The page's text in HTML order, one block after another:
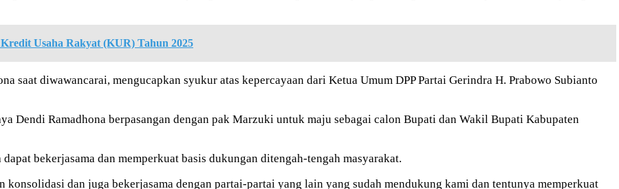
Usaha Rakyat (KUR) Tahun 2025
saat diwawancarai, mengucapkan syukur atas kepercayaan dari Ketua Umum DPP Partai Gerindra H. Prabowo Subianto
Dendi Ramadhona berpasangan dengan pak Marzuki untuk maju sebagai calon Bupati dan Wakil Bupati Kabupaten
bekerjasama dan memperkuat basis dukungan ditengah-tengah masyarakat.
dan juga bekerjasama dengan partai-partai yang lain yang sudah mendukung kami dan tentunya memperkuat